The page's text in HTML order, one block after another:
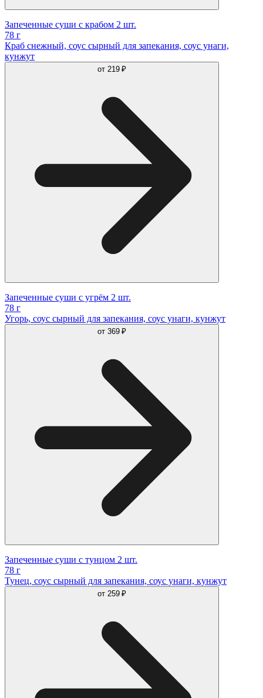
Запеченные суши с крабом 2 шт.
78 г
Краб снежный, соус сырный для запекания, соус унаги,
кунжут
от 219 ₽
Запеченные суши с угрём 2 шт.
78 г
Угорь, соус сырный для запекания, соус унаги, кунжут
от 369 ₽
Запеченные суши с тунцом 2 шт.
78 г
Тунец, соус сырный для запекания, соус унаги, кунжут
от 259 ₽